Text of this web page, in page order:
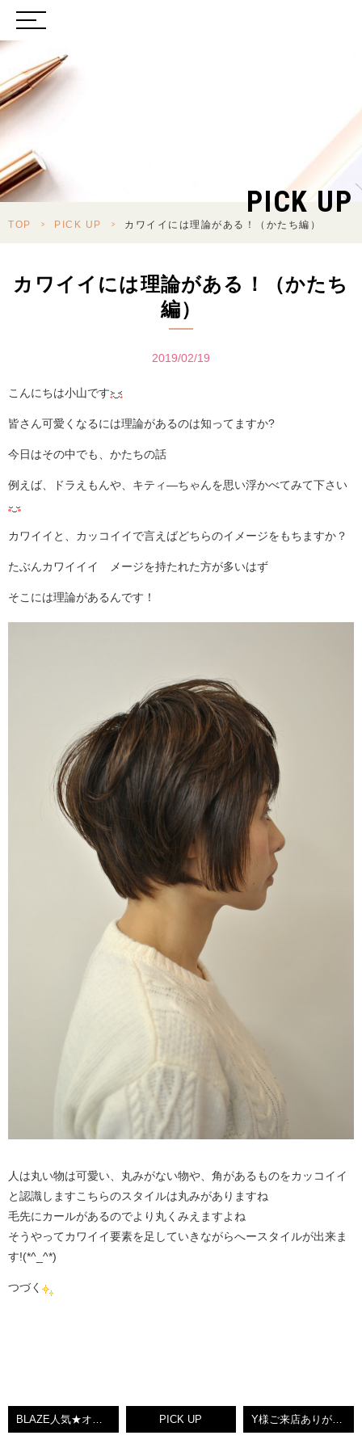
PICK UP
TOP > PICK UP > カワイイには理論がある！（かたち編）
カワイイには理論がある！（かたち
編）
2019/02/19
こんにちは小山です
皆さん可愛くなるには理論があるのは知ってますか?
今日はその中でも、かたちの話
例えば、ドラえもんや、キティ―ちゃんを思い浮かべてみて下さい
カワイイと、カッコイイで言えばどちらのイメージをもちますか？
たぶんカワイイイ メージを持たれた方が多いはず
そこには理論があるんです！
人は丸い物は可愛い、丸みがない物や、角があるものをカッコイイ
と認識しますこちらのスタイルは丸みがありますね
毛先にカールがあるのでより丸くみえますよね
そうやってカワイイ要素を足していきながらへースタイルが出来ま
す!(*^_^*)
つづく
BLAZE人気★オススメシャンプーNEWサイズ発売！★BLAZEりえ【北九州ノンダメージサロン®】 PICK UP Y様ご来店ありがとうございました(^^♪BLAZEりえ【北九州ノンダメージサロン®】